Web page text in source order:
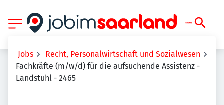
Jobs
Recht, Personalwirtschaft und Sozialwesen
Fachkräfte (m/w/d) für die aufsuchende Assistenz -
Landstuhl - 2465